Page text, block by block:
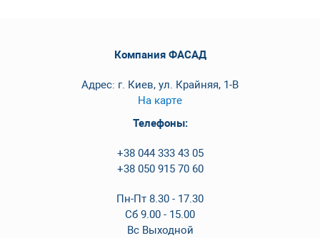
Компания ФАСАД
Адрес: г. Киев, ул. Крайняя, 1-В
На карте
Телефоны:
+38 044 333 43 05
+38 050 915 70 60
Пн-Пт 8.30 - 17.30
Сб 9.00 - 15.00
Вс Выходной